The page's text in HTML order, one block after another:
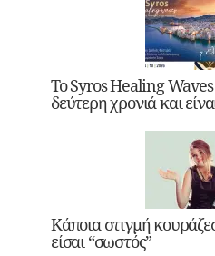
Το Syros Healing
δεύτερη χρονιά και
Κάποια στιγμή
είσαι “σωστός”